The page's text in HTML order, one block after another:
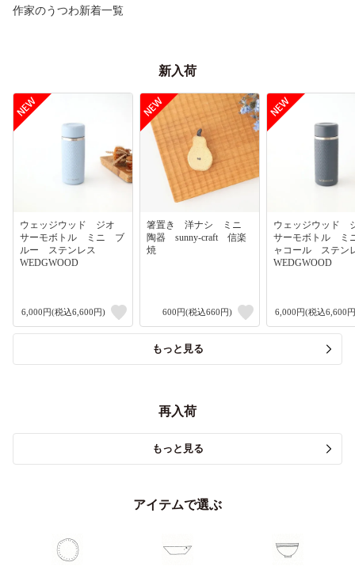
作家のうつわ新着一覧
新入荷
ウェッジウッド ジオ
サーモボトル ミニ ブ
ルー ステンレス
WEDGWOOD
6,000円(税込6,600円)
箸置き 洋ナシ ミニ
陶器 sunny-craft 信楽
焼
600円(税込660円)
ウェッジウッド
サーモボトル
ャコール ステ
WEDGWOOD
6,000円(税込6,600
もっと見る
再入荷
もっと見る
アイテムで選ぶ